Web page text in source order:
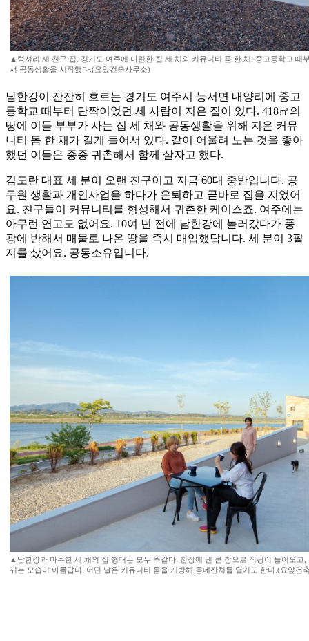
▲럭셔리 세 친구 집. 경기도 여주에 마련한 집 세 채와 커뮤니티 돔 한 채. 중고등학교 때
서 공동생활을 시작했다.(요앞건축사무소)
남한강이 잔잔히 흐르는 경기도 여주시 능서면 내양리에 중고
등학교 때부터 단짝이었던 세 사람이 지은 집이 있다. 418㎡의
땅에 이들 부부가 사는 집 세 채와 공동생활을 위해 지은 커뮤
니티 돔 한 채가 길게 들어서 있다. 같이 어울려 노는 것을 좋아
했던 이들은 종종 귀촌해서 함께 살자고 했다.
김도란 대표 세 분이 오랜 친구이고 지금 60대 중반입니다. 공
무원 생활과 개인사업을 하다가 은퇴하고 곧바로 집을 지었어
요. 친구들이 커뮤니티를 형성해서 귀촌한 케이스죠. 여주에는
아무런 연고도 없어요. 10여 년 전에 남한강에 놀러갔다가 풍
광에 반해서 매물로 나온 땅을 즉시 매입했답니다. 세 분이 3필
지를 샀어요. 공동소유입니다.
▲남한강과 마주한 세 채의 집 형태는 모두 똑같다. 천장에 낸 큰 창으로 직광이 들어오고
뀌는 모습이 아름답다. 어떤 날은 커뮤니티 돔을 개방해 동네잔치를 열기도 한다.(요앞건